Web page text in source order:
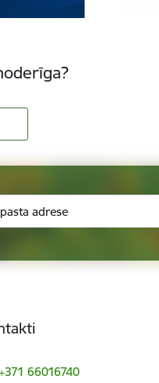
66016740